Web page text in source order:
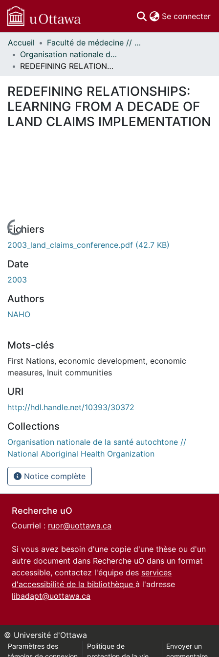
Se connecter
Communautés
et collections
Parcourir
À propos
Accueil
Faculté de médecine // Faculty of Medicine
Organisation nationale de la santé autochtone // National Aboriginal Health Organization
REDEFINING RELATIONSHIPS: LEARNING FROM A DECADE OF LAND CLAIMS IMPLEMENTATION
REDEFINING RELATIONSHIPS:
LEARNING FROM A DECADE OF
LAND CLAIMS IMPLEMENTATION
En cours de chargement...
Fichiers
2003_land_claims_conference.pdf (42.7 KB)
Date
2003
Authors
NAHO
Mots-clés
First Nations, economic development, economic
measures, Inuit communities
URI
http://hdl.handle.net/10393/30372
Collections
Organisation nationale de la santé autochtone //
National Aboriginal Health Organization
Notice complète
Recherche uO
Courriel : ruor@uottawa.ca
Si vous avez besoin d'une copie d'une thèse ou d'un
autre document dans Recherche uO dans un format
accessible, contactez l'équipe des services
d'accessibilité de la bibliothèque à l'adresse
libadapt@uottawa.ca
© Université d'Ottawa
Paramètres des
Politique de
Envoyer un